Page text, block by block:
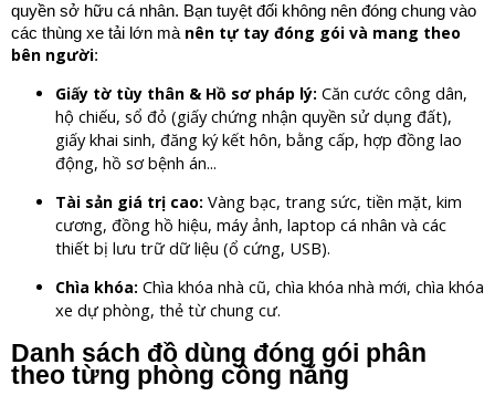
quyền sở hữu cá nhân. Bạn tuyệt đối không nên đóng chung vào
các thùng xe tải lớn mà nên tự tay đóng gói và mang theo
bên người:
Giấy tờ tùy thân & Hồ sơ pháp lý: Căn cước công dân,
hộ chiếu, sổ đỏ (giấy chứng nhận quyền sử dụng đất),
giấy khai sinh, đăng ký kết hôn, bằng cấp, hợp đồng lao
động, hồ sơ bệnh án...
Tài sản giá trị cao: Vàng bạc, trang sức, tiền mặt, kim
cương, đồng hồ hiệu, máy ảnh, laptop cá nhân và các
thiết bị lưu trữ dữ liệu (ổ cứng, USB).
Chìa khóa: Chìa khóa nhà cũ, chìa khóa nhà mới, chìa khóa
xe dự phòng, thẻ từ chung cư.
Danh sách đồ dùng đóng gói phân
theo từng phòng công năng